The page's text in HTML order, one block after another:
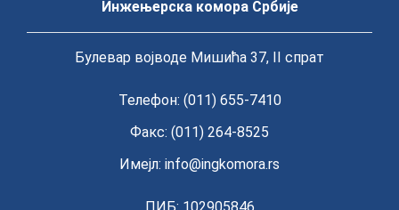
Инжењерска комора Србије
Булевар војводе Мишића 37, II спрат
Телефон: (011) 655-7410
Факс: (011) 264-8525
Имејл: info@ingkomora.rs